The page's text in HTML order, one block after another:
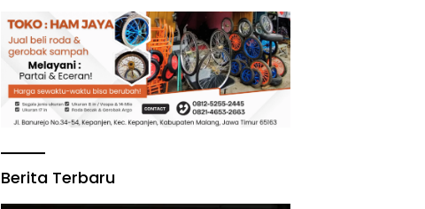
Berita Terbaru